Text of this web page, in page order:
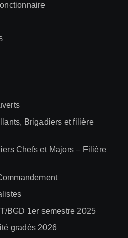
Brigadiers et filière
Chefs et Majors – Filière
BGD 1er semestre 2025
gradés 2026